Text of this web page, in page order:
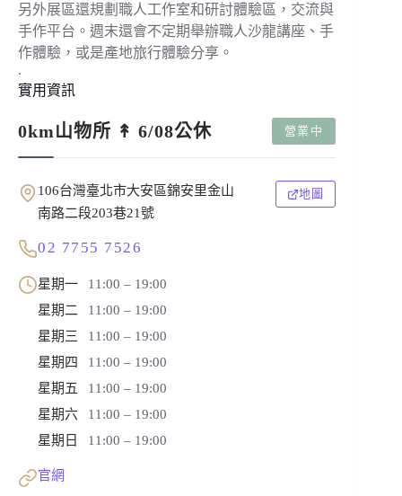
另外展區還規劃職人工作室和研討體驗區，交流與
手作平台。週末還會不定期舉辦職人沙龍講座、手
作體驗，或是產地旅行體驗分享。
.
實用資訊
0km山物所 ↟ 6/08公休 營業中
106台灣臺北市大安區錦安里金山
南路二段203巷21號
地圖
02 7755 7526
星期一
11:00 – 19:00
星期二
11:00 – 19:00
星期三
11:00 – 19:00
星期四
11:00 – 19:00
星期五
11:00 – 19:00
星期六
11:00 – 19:00
星期日
11:00 – 19:00
官網